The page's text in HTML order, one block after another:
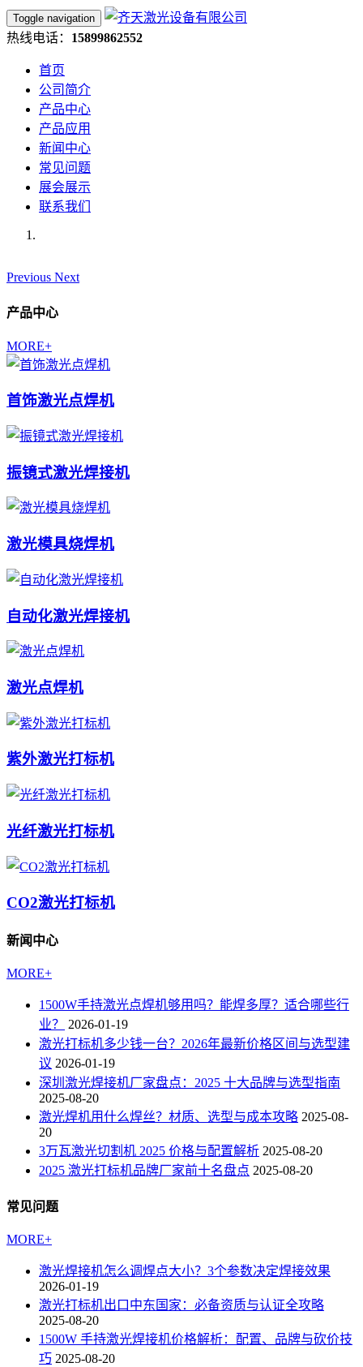
Toggle navigation
热线电话： 15899862552
首页
公司简介
产品中心
产品应用
新闻中心
常见问题
展会展示
联系我们
Previous Next
产品中心
MORE+
首饰激光点焊机
振镜式激光焊接机
激光模具烧焊机
自动化激光焊接机
激光点焊机
紫外激光打标机
光纤激光打标机
CO2激光打标机
新闻中心
MORE+
1500W手持激光点焊机够用吗？能焊多厚？适合哪些行
业？
2026-01-19
激光打标机多少钱一台？2026年最新价格区间与选型建
议 2026-01-19
深圳激光焊接机厂家盘点：2025 十大品牌与选型指南
2025-08-20
激光焊机用什么焊丝？材质、选型与成本攻略 2025-08-
20
3万瓦激光切割机 2025 价格与配置解析 2025-08-20
2025 激光打标机品牌厂家前十名盘点 2025-08-20
常见问题
MORE+
激光焊接机怎么调焊点大小？3个参数决定焊接效果
2026-01-19
激光打标机出口中东国家：必备资质与认证全攻略
2025-08-20
1500W 手持激光焊接机价格解析：配置、品牌与砍价技
巧 2025-08-20